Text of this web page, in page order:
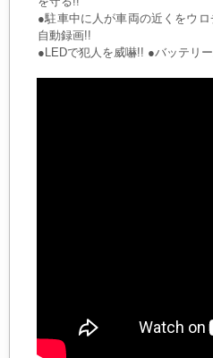
●駐車中に人が車両の近くをウ
自動録画!!
●LEDで犯人を威嚇!! ●バッテリ